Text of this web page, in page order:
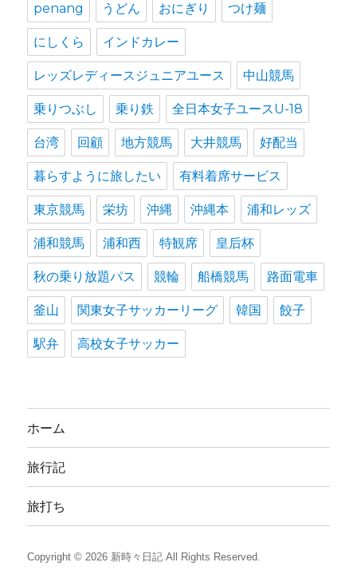
penang うどん おにぎり つけ麺
にしくら インドカレー
レッズレディースジュニアユース 中山競馬
乗りつぶし 乗り鉄 全日本女子ユースU-18
台湾 回顧 地方競馬 大井競馬 好配当
暮らすように旅したい 有料着席サービス
東京競馬 栄坊 沖縄 沖縄本 浦和レッズ
浦和競馬 浦和西 特観席 皇后杯
秋の乗り放題パス 競輪 船橋競馬 路面電車
釜山 関東女子サッカーリーグ 韓国 餃子
駅弁 高校女子サッカー
ホーム
旅行記
旅打ち
Copyright © 2026 新時々日記 All Rights Reserved.